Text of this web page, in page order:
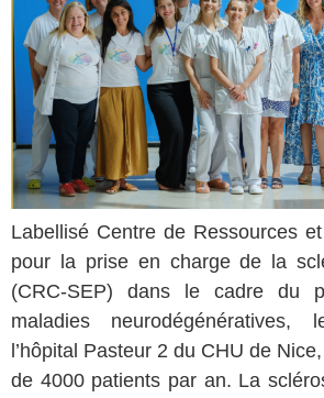
Labellisé Centre de Ressources
pour la prise en charge de la
(CRC-SEP) dans le cadre du
maladies
l’hôpital Pasteur 2 du CHU de
de 4000 patients par an. La